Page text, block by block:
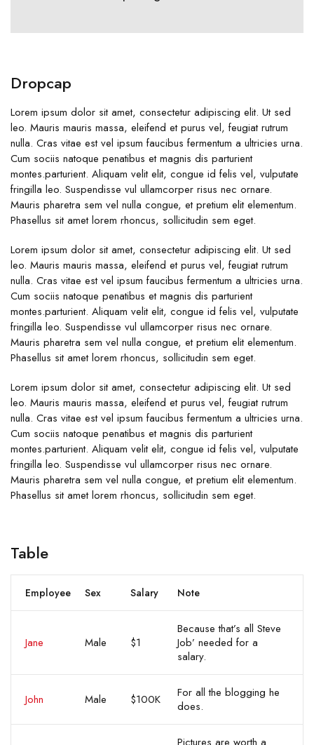
Dropcap
Lorem ipsum dolor sit amet, consectetur adipiscing elit. Ut sed
leo. Mauris mauris massa, eleifend et purus vel, feugiat rutrum
nulla. Cras vitae est vel ipsum faucibus fermentum a ultricies urna.
Cum sociis natoque penatibus et magnis dis parturient
montes.parturient. Aliquam velit elit, congue id felis vel, vulputate
fringilla leo. Suspendisse vul ullamcorper risus nec ornare.
Mauris pharetra sem vel nulla congue, et pretium elit elementum.
Phasellus sit amet lorem rhoncus, sollicitudin sem eget.
Lorem ipsum dolor sit amet, consectetur adipiscing elit. Ut sed
leo. Mauris mauris massa, eleifend et purus vel, feugiat rutrum
nulla. Cras vitae est vel ipsum faucibus fermentum a ultricies urna.
Cum sociis natoque penatibus et magnis dis parturient
montes.parturient. Aliquam velit elit, congue id felis vel, vulputate
fringilla leo. Suspendisse vul ullamcorper risus nec ornare.
Mauris pharetra sem vel nulla congue, et pretium elit elementum.
Phasellus sit amet lorem rhoncus, sollicitudin sem eget.
Lorem ipsum dolor sit amet, consectetur adipiscing elit. Ut sed
leo. Mauris mauris massa, eleifend et purus vel, feugiat rutrum
nulla. Cras vitae est vel ipsum faucibus fermentum a ultricies urna.
Cum sociis natoque penatibus et magnis dis parturient
montes.parturient. Aliquam velit elit, congue id felis vel, vulputate
fringilla leo. Suspendisse vul ullamcorper risus nec ornare.
Mauris pharetra sem vel nulla congue, et pretium elit elementum.
Phasellus sit amet lorem rhoncus, sollicitudin sem eget.
Table
Employee Sex Salary Note
Jane Male $1
Because that’s all Steve
Job’ needed for a
salary.
John Male $100K
For all the blogging he
does.